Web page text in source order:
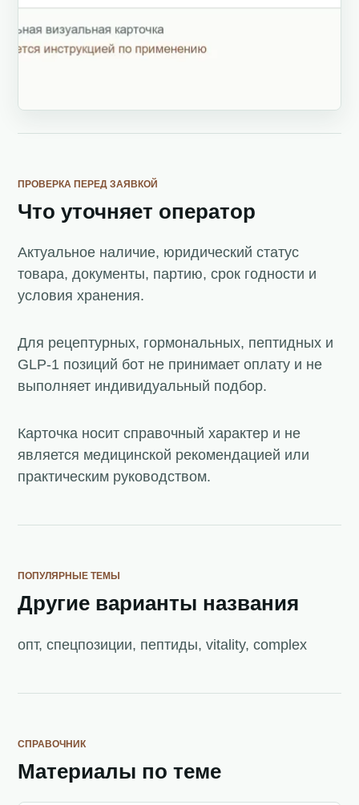
ПРОВЕРКА ПЕРЕД ЗАЯВКОЙ
Что уточняет оператор
Актуальное наличие, юридический статус
товара, документы, партию, срок годности и
условия хранения.
Для рецептурных, гормональных, пептидных и
GLP-1 позиций бот не принимает оплату и не
выполняет индивидуальный подбор.
Карточка носит справочный характер и не
является медицинской рекомендацией или
практическим руководством.
ПОПУЛЯРНЫЕ ТЕМЫ
Другие варианты названия
опт, спецпозиции, пептиды, vitality, complex
СПРАВОЧНИК
Материалы по теме